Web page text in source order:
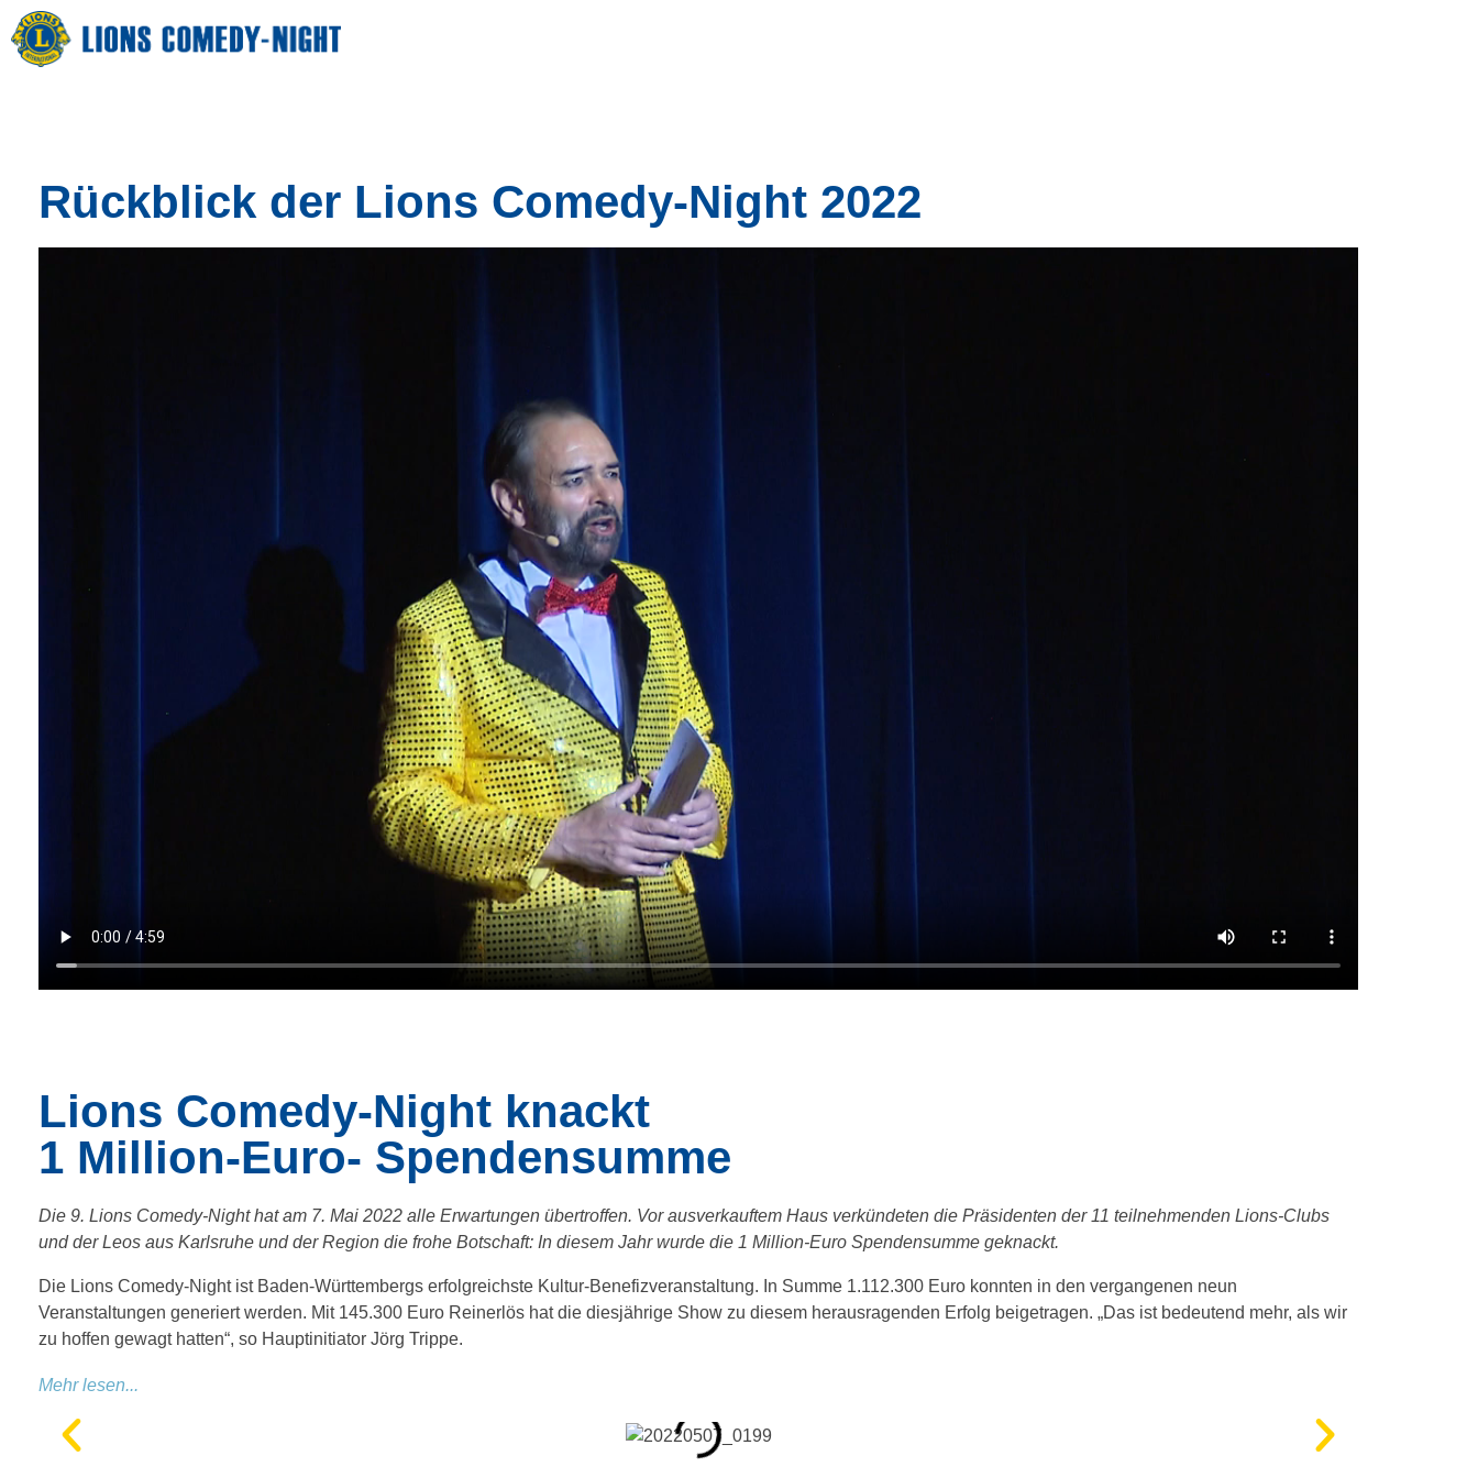
Rückblick der Lions Comedy-Night 2022
Lions Comedy-Night knackt
1 Million-Euro- Spendensumme
Die 9. Lions Comedy-Night hat am 7. Mai 2022 alle Erwartungen übertroffen. Vor ausverkauftem Haus verkündeten die Präsidenten der 11 teilnehmenden Lions-Clubs
und der Leos aus Karlsruhe und der Region die frohe Botschaft: In diesem Jahr wurde die 1 Million-Euro Spendensumme geknackt.
Die Lions Comedy-Night ist Baden-Württembergs erfolgreichste Kultur-Benefizveranstaltung. In Summe 1.112.300 Euro konnten in den vergangenen neun
Veranstaltungen generiert werden. Mit 145.300 Euro Reinerlös hat die diesjährige Show zu diesem herausragenden Erfolg beigetragen. „Das ist bedeutend mehr, als wir
zu hoffen gewagt hatten“, so Hauptinitiator Jörg Trippe.
Mehr lesen...